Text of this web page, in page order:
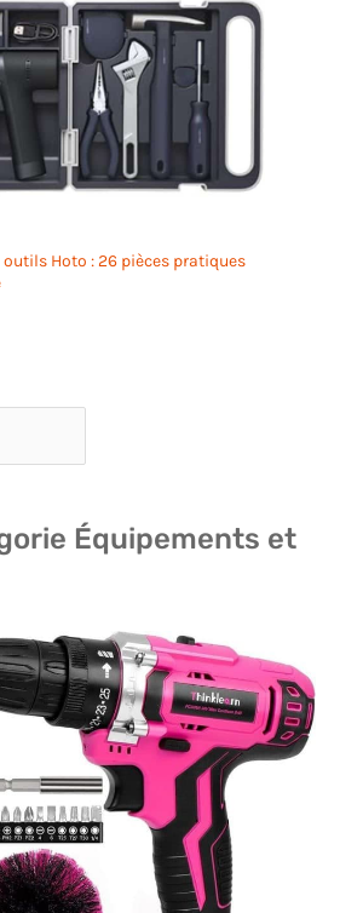
outils Hoto : 26 pièces pratiques
Équipements et